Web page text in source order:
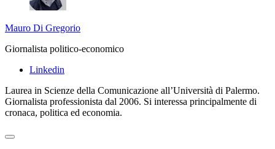
Mauro Di Gregorio
Giornalista politico-economico
Linkedin
Laurea in Scienze della Comunicazione all’Università di Palermo.
Giornalista professionista dal 2006. Si interessa principalmente di
cronaca, politica ed economia.